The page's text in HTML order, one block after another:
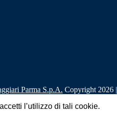
Copyright 2026 |
l’utilizzo di tali cookie.